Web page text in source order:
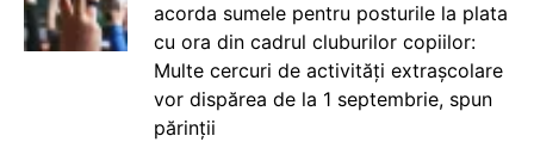
acorda sumele pentru posturile la plata
cu ora din cadrul cluburilor copiilor:
Multe cercuri de activități extrașcolare
vor dispărea de la 1 septembrie, spun
părinții